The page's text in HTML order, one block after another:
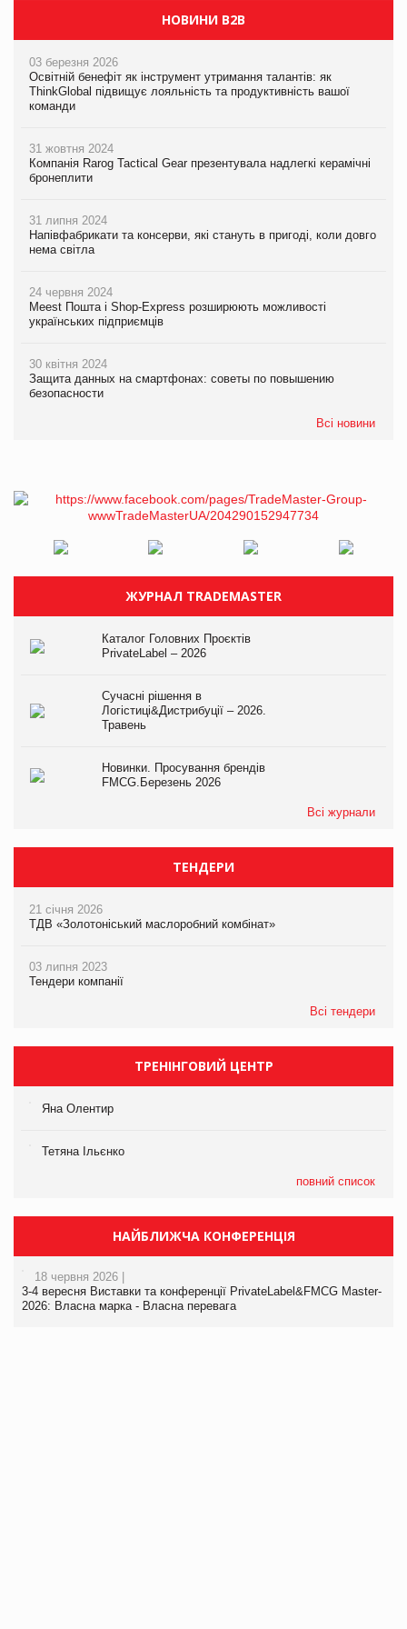
НОВИНИ B2B
03 березня 2026
Освітній бенефіт як інструмент утримання талантів: як
ThinkGlobal підвищує лояльність та продуктивність вашої
команди
31 жовтня 2024
Компанія Rarog Tactical Gear презентувала надлегкі керамічні
бронеплити
31 липня 2024
Напівфабрикати та консерви, які стануть в пригоді, коли довго
нема світла
24 червня 2024
Meest Пошта і Shop-Express розширюють можливості
українських підприємців
30 квітня 2024
Защита данных на смартфонах: советы по повышению
безопасности
Всі новини
ЖУРНАЛ TRADEMASTER
Каталог Головних Проєктів
PrivateLabel – 2026
Сучасні рішення в
Логістиці&Дистрибуції – 2026.
Травень
Новинки. Просування брендів
FMCG.Березень 2026
Всі журнали
ТЕНДЕРИ
21 січня 2026
ТДВ «Золотоніський маслоробний комбінат»
03 липня 2023
Тендери компанії
Всі тендери
ТРЕНІНГОВИЙ ЦЕНТР
Яна Олентир
Тетяна Ільєнко
повний список
НАЙБЛИЖЧА КОНФЕРЕНЦІЯ
18 червня 2026 |
3-4 вересня Виставки та конференції PrivateLabel&FMCG Master-
2026: Власна марка - Власна перевага